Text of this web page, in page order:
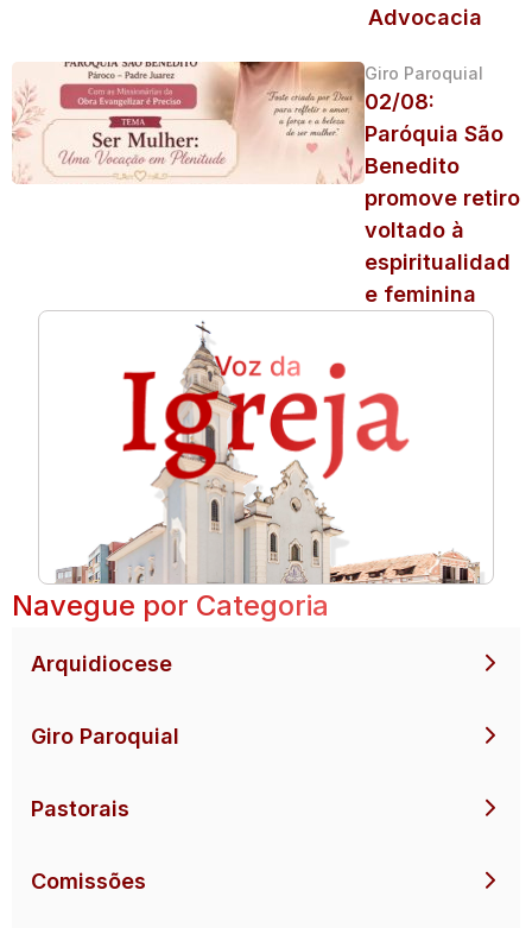
Advocacia
Giro Paroquial
02/08:
Paróquia São
Benedito
promove retiro
voltado à
espiritualidad
e feminina
Navegue por Categoria
Arquidiocese
Giro Paroquial
Pastorais
Comissões